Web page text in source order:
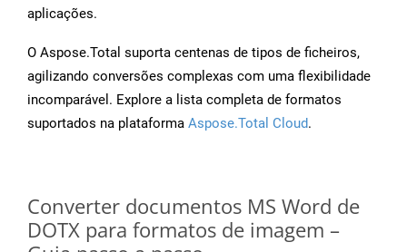
aplicações.
O Aspose.Total suporta centenas de tipos de ficheiros,
agilizando conversões complexas com uma flexibilidade
incomparável. Explore a lista completa de formatos
suportados na plataforma Aspose.Total Cloud.
Converter documentos MS Word de
DOTX para formatos de imagem –